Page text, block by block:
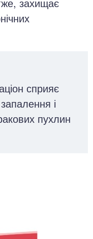
сприяє
і
пухлин